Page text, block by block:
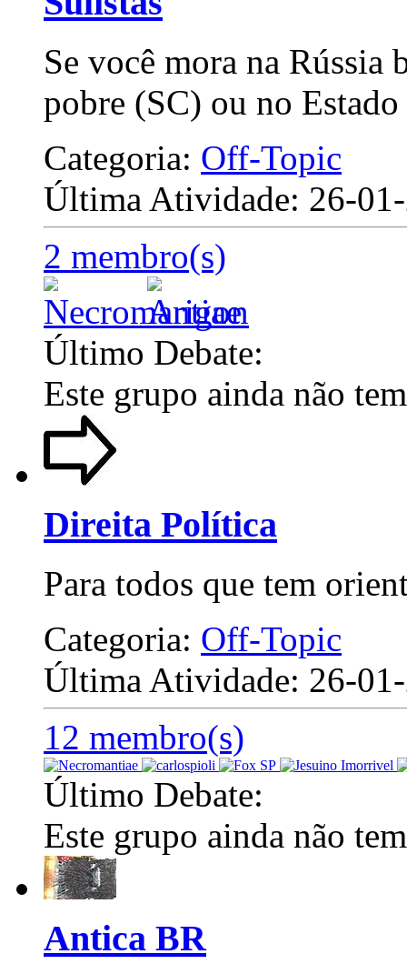
Se você mora na
pobre (SC) ou no
Categoria: Off-Topic
Última Atividade: 26-
2 membro(s)
Último Debate:
Este grupo ainda não
Direita Política
Para todos que tem
Categoria: Off-Topic
Última Atividade: 26-
12 membro(s)
Último Debate:
Este grupo ainda não
Antica BR